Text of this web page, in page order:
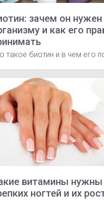
органов зрения
зачем он нужен
и как его
такое биотин и в чем его
витамины
ногтей и их